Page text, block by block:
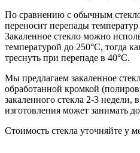
По сравнению с обычным
переносит перепады
Закаленное стекло можно
температурой до 250°C, тогда
треснуть при перепаде в 40°C.
Мы предлагаем закаленное
обработанной кромкой
закаленного стекла 2-3 недели,
изготовления может занимать
Стоимость стекла уточняйте у